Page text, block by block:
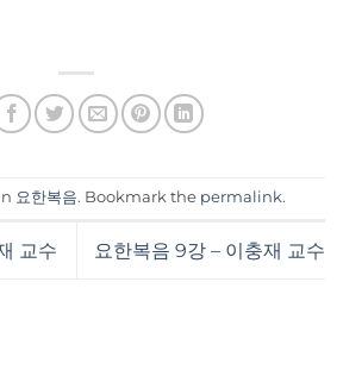
요한복음. Bookmark the permalink.
교수 요한복음 9강 – 이충재 교수